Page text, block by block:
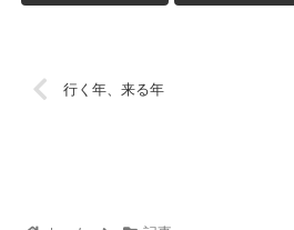
行く年、来る年